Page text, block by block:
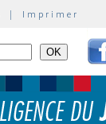
| Imprimer